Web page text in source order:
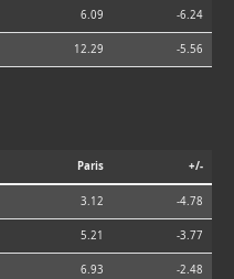
6.09 -6.24
12.29 -5.56
Paris +/-
3.12 -4.78
5.21 -3.77
6.93 -2.48